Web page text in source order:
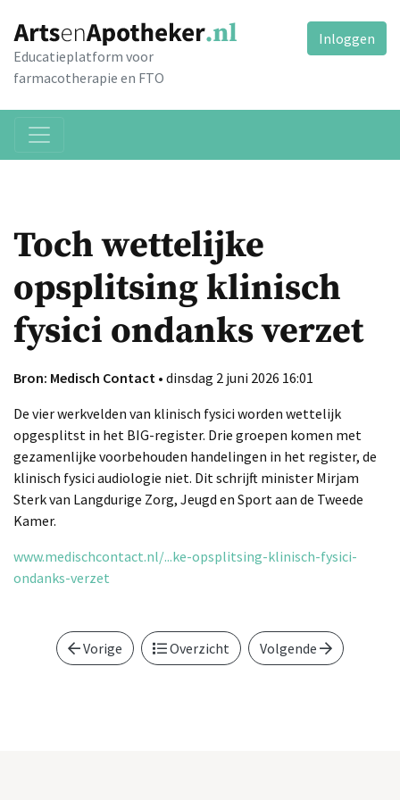
Educatieplatform voor
farmacotherapie en FTO
Inloggen
Toch wettelijke
opsplitsing klinisch
fysici ondanks verzet
Bron: Medisch Contact • dinsdag 2 juni 2026 16:01
De vier werkvelden van klinisch fysici worden wettelijk
opgesplitst in het BIG-register. Drie groepen komen met
gezamenlijke voorbehouden handelingen in het register, de
klinisch fysici audiologie niet. Dit schrijft minister Mirjam
Sterk van Langdurige Zorg, Jeugd en Sport aan de Tweede
Kamer.
www.medischcontact.nl/...ke-opsplitsing-klinisch-fysici-
ondanks-verzet
Vorige Overzicht Volgende